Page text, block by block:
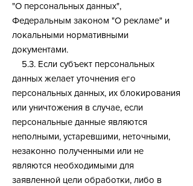
"О персональных данных",
Федеральным законом "О рекламе" и
локальными нормативными
документами.
5.3. Если субъект персональных
данных желает уточнения его
персональных данных, их блокирования
или уничтожения в случае, если
персональные данные являются
неполными, устаревшими, неточными,
незаконно полученными или не
являются необходимыми для
заявленной цели обработки, либо в